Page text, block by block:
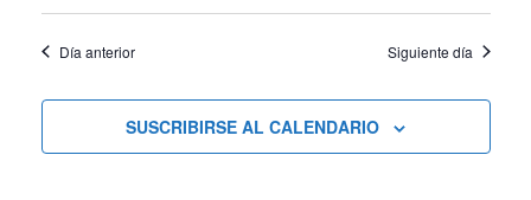
Día anterior Siguiente día
SUSCRIBIRSE AL CALENDARIO